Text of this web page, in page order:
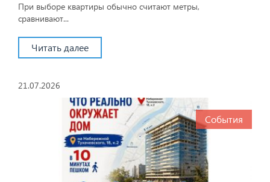
При выборе квартиры обычно считают метры,
сравнивают...
Читать далее
21.07.2026
События